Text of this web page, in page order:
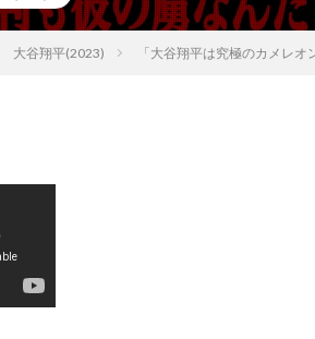
大谷翔平(2023) 「大谷翔平は究極のカメレ